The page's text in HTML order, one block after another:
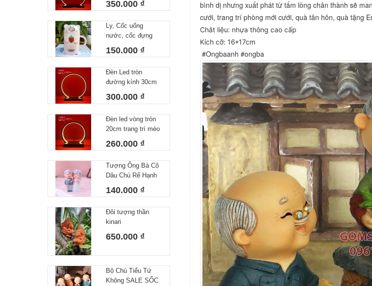
phong thuỷ
350.000 ₫
Ly, Cốc uống
nước, cốc đựng
cháo hình mèo,
heo, hổ có nắp sứ
150.000 ₫
Đèn Led tròn
đường kính 30cm
trang trí mèo thần
tài, tượng phong
300.000 ₫
Đèn led vòng tròn
20cm trang trí mèo
phong thuỷ
260.000 ₫
Tượng Ông Bà Cô
Dâu Chú Rể Hạnh
Phúc Decor Nhà
Cửa Trang Trí
Tặng Ý Nghĩa Cho
Người Thân Yêu
140.000 ₫
Đôi tượng thần
kinari
650.000 ₫
Bộ Chú Tiểu Tứ
Không SALE SỐC
bình dị nhưng xuất phát từ tấm lòng chân thành sẽ
cưới, trang trí phòng mới cưới, quà tân hôn, quà tặng
Chât liệu: nhựa thông cao cấp
Kích cỡ: 16*17cm
#Ongbaanh #ongba